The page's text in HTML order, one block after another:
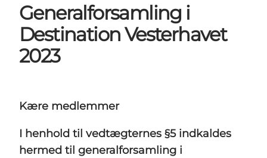
Medlemskab
Nyheder
Om os
Generalforsamling i
Destination Vesterhavet
2023
Kære medlemmer
I henhold til vedtægternes §5 indkaldes
hermed til generalforsamling i